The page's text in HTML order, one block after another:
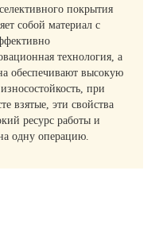
покрытия
собой материал с
технология, а
обеспечивают высокую
при
взятые, эти свойства
ресурс работы и
одну операцию.